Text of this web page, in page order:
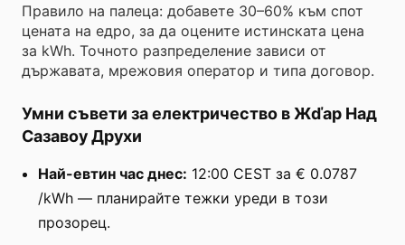
Правило на палеца: добавете 30–60% към спот
цената на едро, за да оцените истинската цена
за kWh. Точното разпределение зависи от
държавата, мрежовия оператор и типа договор.
Умни съвети за електричество в Жďар Над
Сазавоу Друхи
Най-евтин час днес: 12:00 CEST за € 0.0787
/kWh — планирайте тежки уреди в този
прозорец.